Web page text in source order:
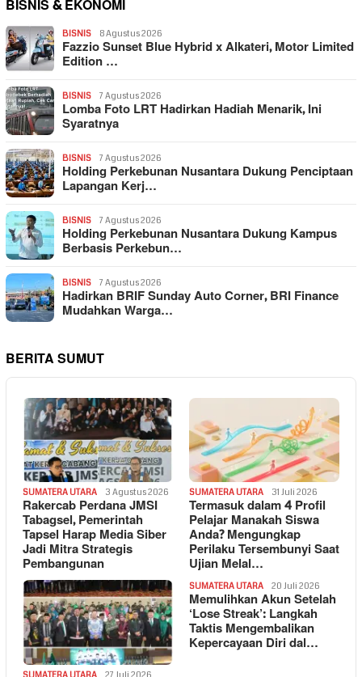
BISNIS & EKONOMI
BISNIS 8 Agustus 2026
Fazzio Sunset Blue Hybrid x Alkateri, Motor Limited
Edition …
BISNIS 7 Agustus 2026
Lomba Foto LRT Hadirkan Hadiah Menarik, Ini
Syaratnya
BISNIS 7 Agustus 2026
Holding Perkebunan Nusantara Dukung Penciptaan
Lapangan Kerj…
BISNIS 7 Agustus 2026
Holding Perkebunan Nusantara Dukung Kampus
Berbasis Perkebun…
BISNIS 7 Agustus 2026
Hadirkan BRIF Sunday Auto Corner, BRI Finance
Mudahkan Warga…
BERITA SUMUT
SUMATERA UTARA 3 Agustus 2026
Rakercab Perdana JMSI
Tabagsel, Pemerintah
Tapsel Harap Media Siber
Jadi Mitra Strategis
Pembangunan
SUMATERA UTARA 31 Juli 2026
Termasuk dalam 4 Profil
Pelajar Manakah Siswa
Anda? Mengungkap
Perilaku Tersembunyi Saat
Ujian Melal…
SUMATERA UTARA 20 Juli 2026
Memulihkan Akun Setelah
‘Lose Streak’: Langkah
Taktis Mengembalikan
Kepercayaan Diri dal…